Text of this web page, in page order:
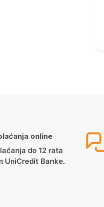
online
do 12 rata
UniCredit Banke.